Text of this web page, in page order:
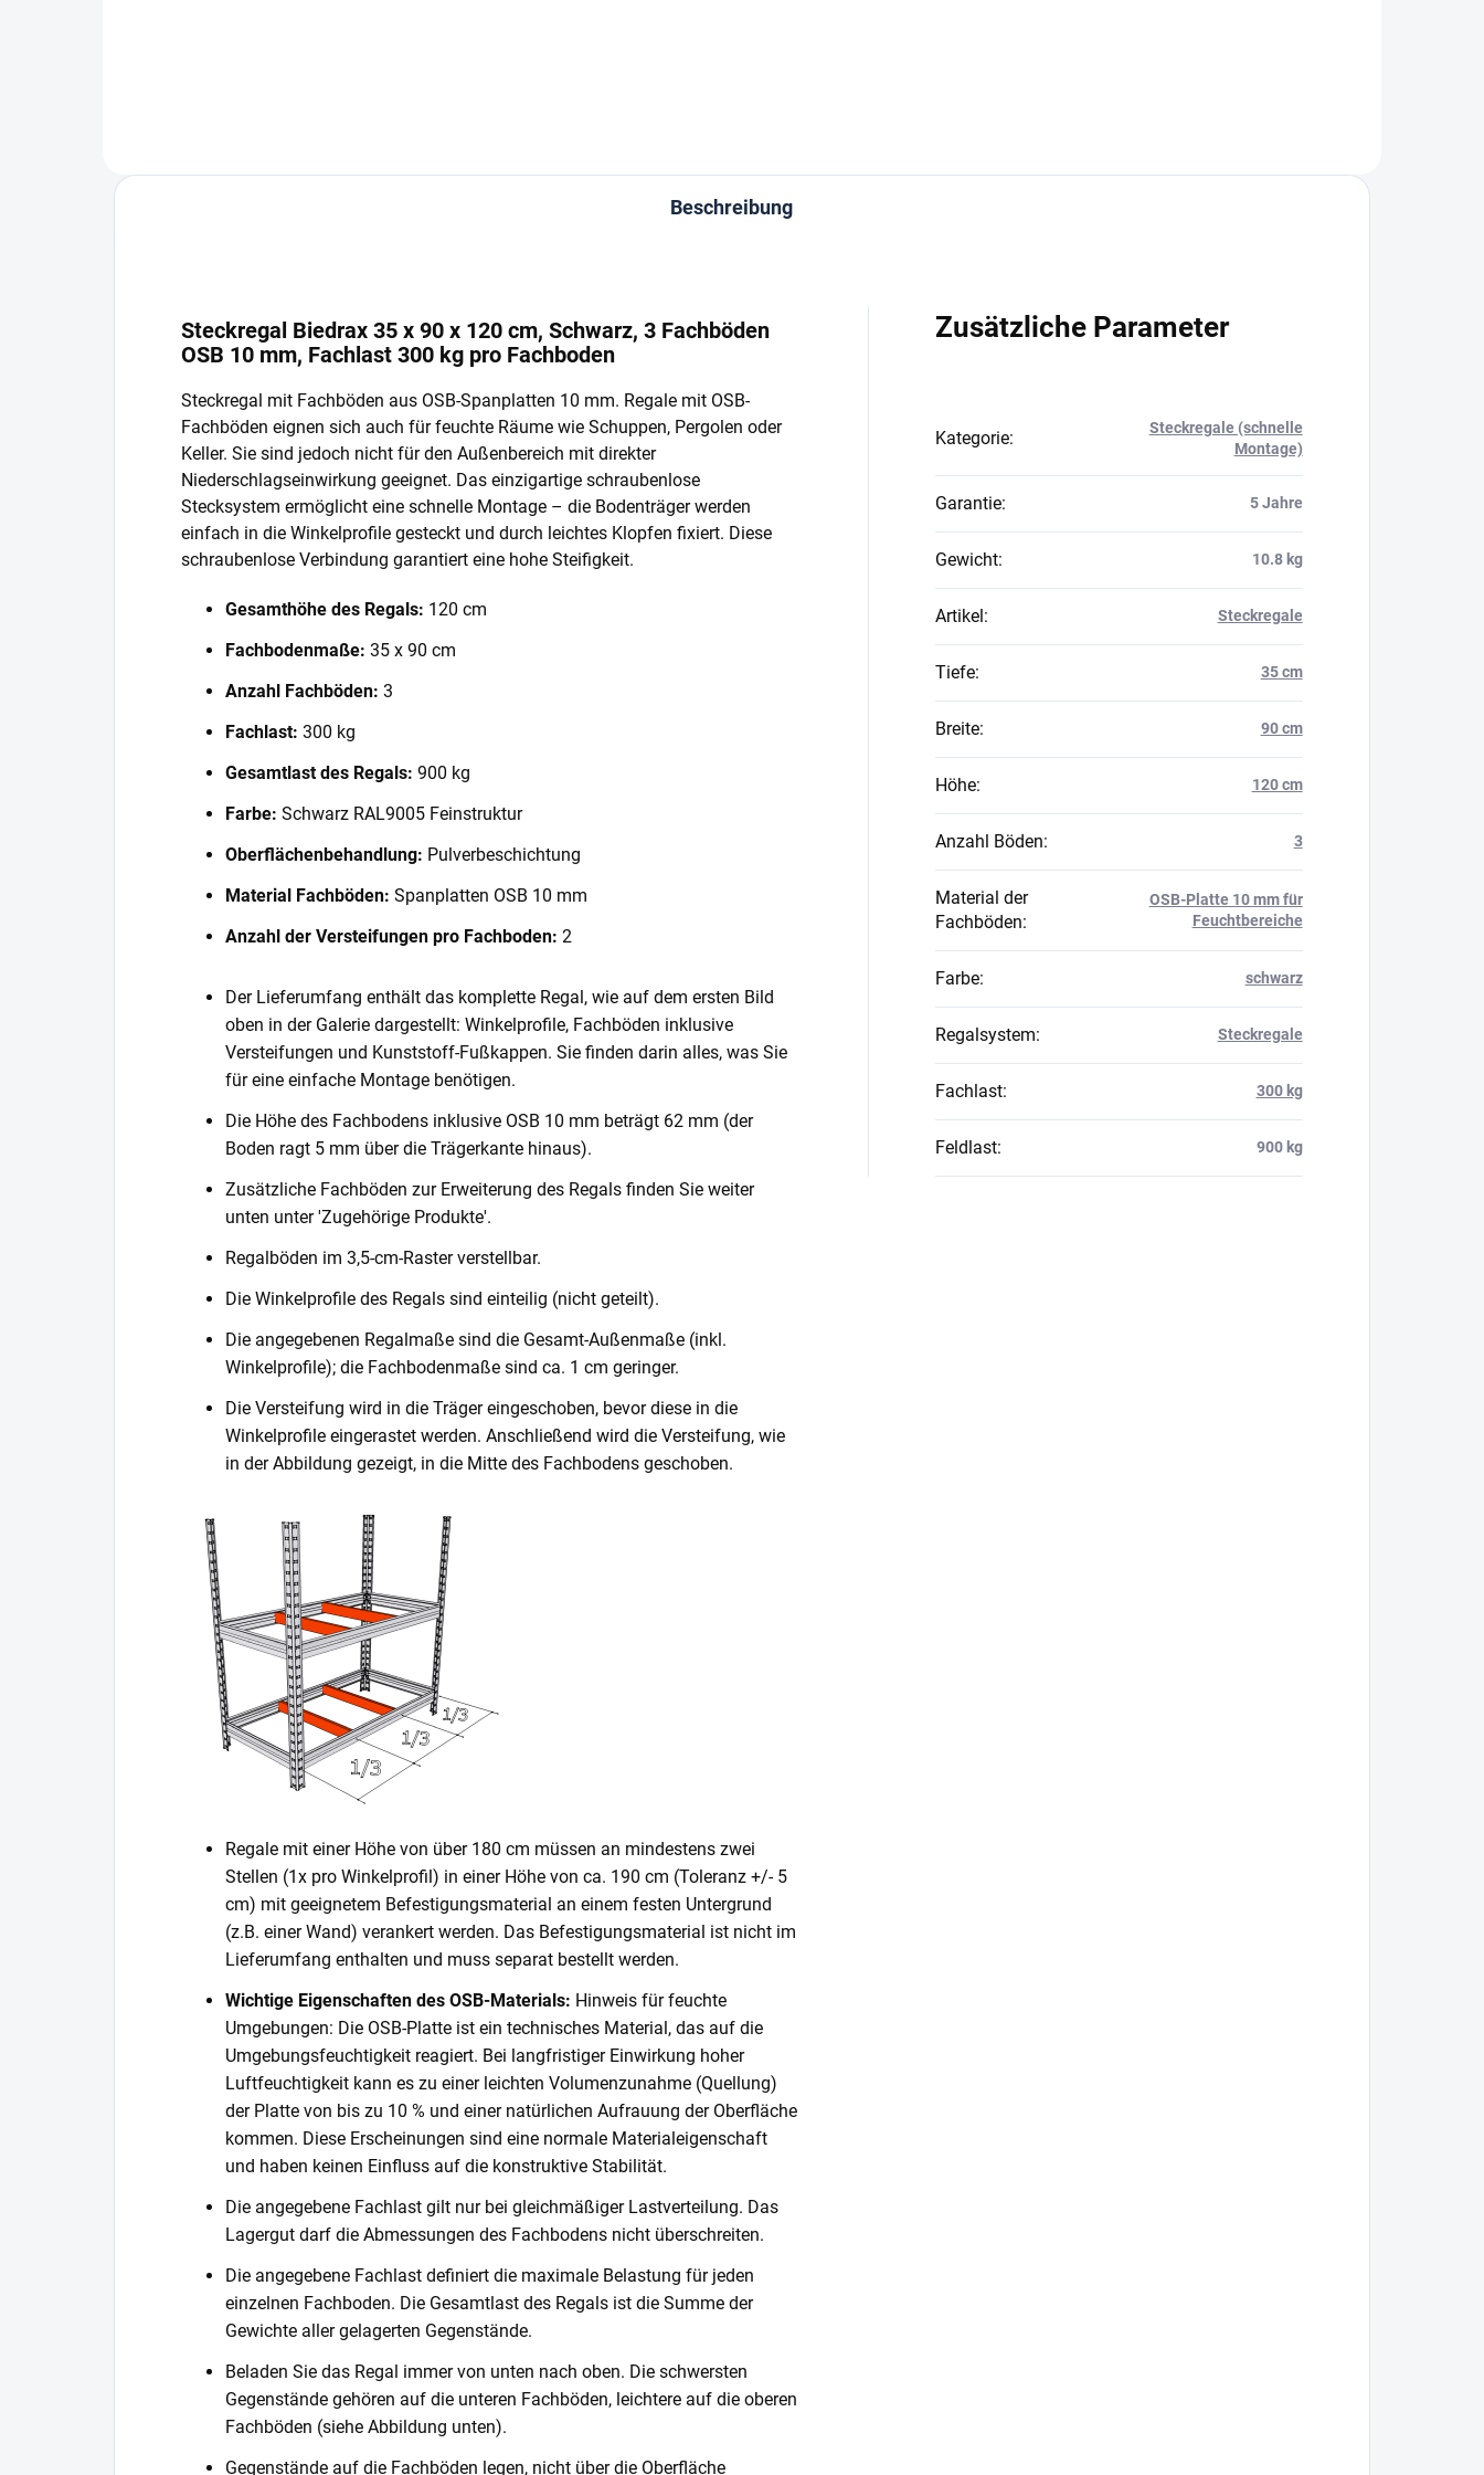
Beschreibung
Steckregal Biedrax 35 x 90 x 120 cm, Schwarz, 3 Fachböden
OSB 10 mm, Fachlast 300 kg pro Fachboden
Steckregal mit Fachböden aus OSB-Spanplatten 10 mm. Regale mit OSB-
Fachböden eignen sich auch für feuchte Räume wie Schuppen, Pergolen oder
Keller. Sie sind jedoch nicht für den Außenbereich mit direkter
Niederschlagseinwirkung geeignet. Das einzigartige schraubenlose
Stecksystem ermöglicht eine schnelle Montage – die Bodenträger werden
einfach in die Winkelprofile gesteckt und durch leichtes Klopfen fixiert. Diese
schraubenlose Verbindung garantiert eine hohe Steifigkeit.
Gesamthöhe des Regals: 120 cm
Fachbodenmaße: 35 x 90 cm
Anzahl Fachböden: 3
Fachlast: 300 kg
Gesamtlast des Regals: 900 kg
Farbe: Schwarz RAL9005 Feinstruktur
Oberflächenbehandlung: Pulverbeschichtung
Material Fachböden: Spanplatten OSB 10 mm
Anzahl der Versteifungen pro Fachboden: 2
Der Lieferumfang enthält das komplette Regal, wie auf dem ersten Bild
oben in der Galerie dargestellt: Winkelprofile, Fachböden inklusive
Versteifungen und Kunststoff-Fußkappen. Sie finden darin alles, was Sie
für eine einfache Montage benötigen.
Die Höhe des Fachbodens inklusive OSB 10 mm beträgt 62 mm (der
Boden ragt 5 mm über die Trägerkante hinaus).
Zusätzliche Fachböden zur Erweiterung des Regals finden Sie weiter
unten unter 'Zugehörige Produkte'.
Regalböden im 3,5-cm-Raster verstellbar.
Die Winkelprofile des Regals sind einteilig (nicht geteilt).
Die angegebenen Regalmaße sind die Gesamt-Außenmaße (inkl.
Winkelprofile); die Fachbodenmaße sind ca. 1 cm geringer.
Die Versteifung wird in die Träger eingeschoben, bevor diese in die
Winkelprofile eingerastet werden. Anschließend wird die Versteifung, wie
in der Abbildung gezeigt, in die Mitte des Fachbodens geschoben.
Regale mit einer Höhe von über 180 cm müssen an mindestens zwei
Stellen (1x pro Winkelprofil) in einer Höhe von ca. 190 cm (Toleranz +/- 5
cm) mit geeignetem Befestigungsmaterial an einem festen Untergrund
(z.B. einer Wand) verankert werden. Das Befestigungsmaterial ist nicht im
Lieferumfang enthalten und muss separat bestellt werden.
Wichtige Eigenschaften des OSB-Materials: Hinweis für feuchte
Umgebungen: Die OSB-Platte ist ein technisches Material, das auf die
Umgebungsfeuchtigkeit reagiert. Bei langfristiger Einwirkung hoher
Luftfeuchtigkeit kann es zu einer leichten Volumenzunahme (Quellung)
der Platte von bis zu 10 % und einer natürlichen Aufrauung der Oberfläche
kommen. Diese Erscheinungen sind eine normale Materialeigenschaft
und haben keinen Einfluss auf die konstruktive Stabilität.
Die angegebene Fachlast gilt nur bei gleichmäßiger Lastverteilung. Das
Lagergut darf die Abmessungen des Fachbodens nicht überschreiten.
Die angegebene Fachlast definiert die maximale Belastung für jeden
einzelnen Fachboden. Die Gesamtlast des Regals ist die Summe der
Gewichte aller gelagerten Gegenstände.
Beladen Sie das Regal immer von unten nach oben. Die schwersten
Gegenstände gehören auf die unteren Fachböden, leichtere auf die oberen
Fachböden (siehe Abbildung unten).
Gegenstände auf die Fachböden legen, nicht über die Oberfläche
Zusätzliche Parameter
Kategorie:
Steckregale (schnelle
Montage)
Garantie: 5 Jahre
Gewicht: 10.8 kg
Artikel: Steckregale
Tiefe: 35 cm
Breite: 90 cm
Höhe: 120 cm
Anzahl Böden: 3
Material der
Fachböden:
OSB-Platte 10 mm für
Feuchtbereiche
Farbe: schwarz
Regalsystem: Steckregale
Fachlast: 300 kg
Feldlast: 900 kg